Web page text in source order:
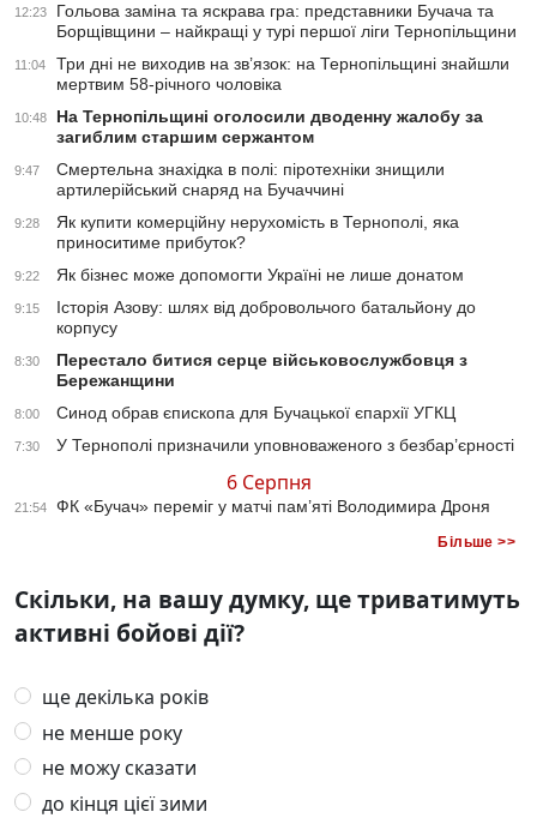
12:23
Гольова заміна та яскрава гра: представники Бучача та
Борщівщини – найкращі у турі першої ліги Тернопільщини
11:04
Три дні не виходив на зв’язок: на Тернопільщині знайшли
мертвим 58-річного чоловіка
10:48
На Тернопільщині оголосили дводенну жалобу за
загиблим старшим сержантом
9:47
Смертельна знахідка в полі: піротехніки знищили
артилерійський снаряд на Бучаччині
9:28
Як купити комерційну нерухомість в Тернополі, яка
приноситиме прибуток?
9:22 Як бізнес може допомогти Україні не лише донатом
9:15
Історія Азову: шлях від добровольчого батальйону до
корпусу
8:30
Перестало битися серце військовослужбовця з
Бережанщини
8:00 Синод обрав єпископа для Бучацької єпархії УГКЦ
7:30 У Тернополі призначили уповноваженого з безбар’єрності
6 Серпня
21:54 ФК «Бучач» переміг у матчі пам’яті Володимира Дроня
Більше >>
Скільки, на вашу думку, ще триватимуть
активні бойові дії?
ще декілька років
не менше року
не можу сказати
до кінця цієї зими